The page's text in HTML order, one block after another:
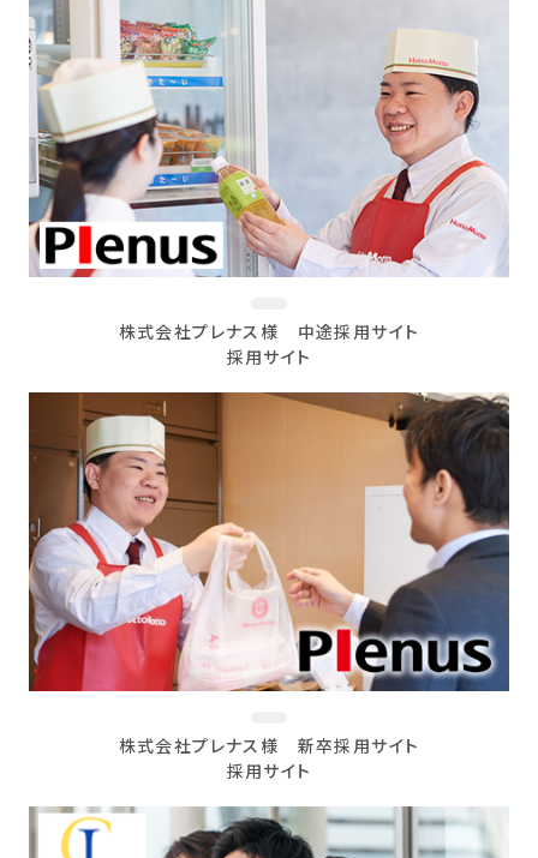
株式会社プレナス様 中途採用サイト
採用サイト
株式会社プレナス様 新卒採用サイト
採用サイト